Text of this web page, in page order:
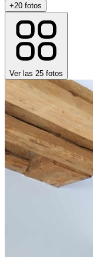
+20 fotos
Ver las 25 fotos